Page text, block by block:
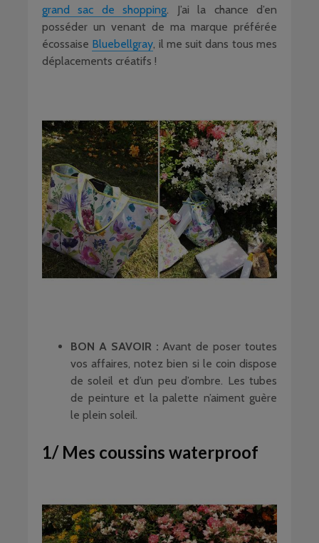
grand sac de shopping. J’ai la chance d’en
posséder un venant de ma marque préférée
écossaise Bluebellgray, il me suit dans tous mes
déplacements créatifs !
BON A SAVOIR : Avant de poser toutes
vos affaires, notez bien si le coin dispose
de soleil et d’un peu d’ombre. Les tubes
de peinture et la palette n’aiment guère
le plein soleil.
1/ Mes coussins waterproof